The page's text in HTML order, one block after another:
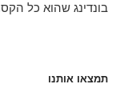
בונדינג שהוא כל
תמצאו אותנו